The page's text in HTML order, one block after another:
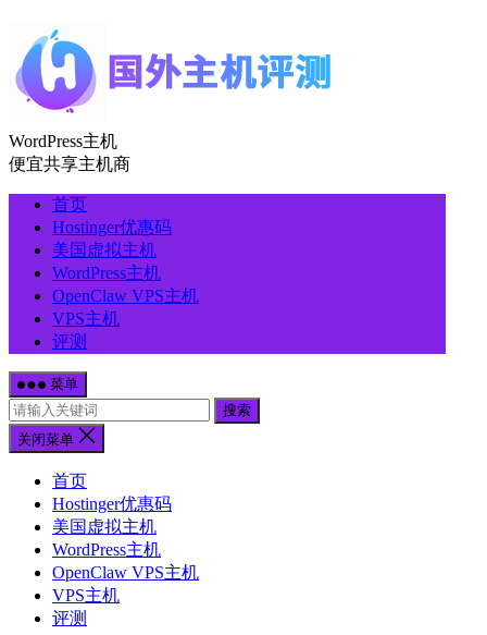
WordPress主机
便宜共享主机商
首页
Hostinger优惠码
美国虚拟主机
WordPress主机
OpenClaw VPS主机
VPS主机
评测
菜单
搜索
关闭菜单
首页
Hostinger优惠码
美国虚拟主机
WordPress主机
OpenClaw VPS主机
VPS主机
评测